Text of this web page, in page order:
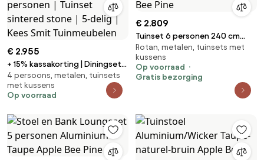
€ 2.955
+ 15% kassakorting | Diningset
Apple Bee | 4 personen | Tuinset
sintered stone | 5-delig | Kees
Smit Tuinmeubelen
4 persoons, metalen, tuinsets
met kussens
Op voorraad
€ 2.809
Tuinset 6 personen 240 cm
Aluminium Taupe Apple Bee Pine
Rotan, metalen, tuinsets met
kussens
Op voorraad
Gratis bezorging